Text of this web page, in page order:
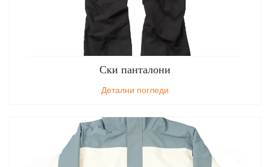
Ски панталони
Детални погледи